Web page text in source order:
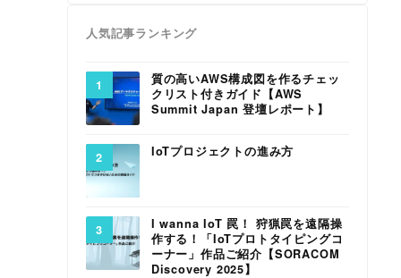
人気記事ランキング
質の高いAWS構成図を作るチェッ
クリスト付きガイド【AWS
Summit Japan 登壇レポート】
IoTプロジェクトの進み方
I wanna IoT 罠！ 狩猟罠を遠隔操
作する！「IoTプロトタイピングコ
ーナー」作品ご紹介【SORACOM
Discovery 2025】